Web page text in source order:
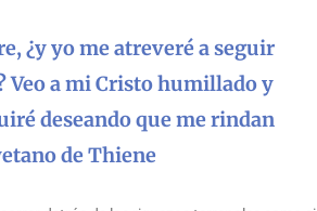
¿y yo me atreveré a seguir
Veo a mi Cristo humillado y
deseando que me rindan
de Thiene